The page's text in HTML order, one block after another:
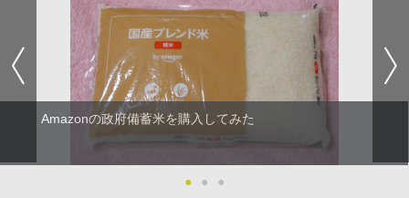
Amazonの政府備蓄米を購入してみた
● ● ●